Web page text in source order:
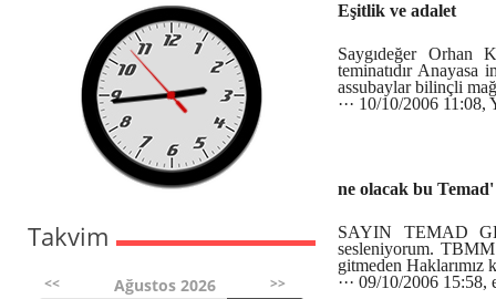
Takvim
<< Ağustos 2026 >>
Eşitlik ve adalet
Saygıdeğer Orhan
teminatıdır Anayasa
assubaylar bilinçli
··· 10/10/2006 11:08,
ne olacak bu Temad'
SAYIN TEMAD
sesleniyorum.
gitmeden
··· 09/10/2006